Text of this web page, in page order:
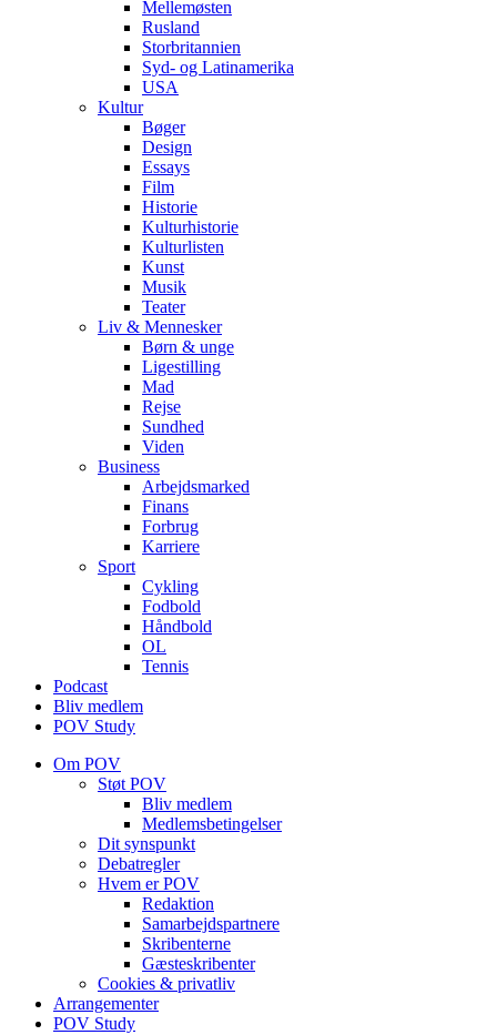
Mellemøsten
Rusland
Storbritannien
Syd- og Latinamerika
USA
Kultur
Bøger
Design
Essays
Film
Historie
Kulturhistorie
Kulturlisten
Kunst
Musik
Teater
Liv & Mennesker
Børn & unge
Ligestilling
Mad
Rejse
Sundhed
Viden
Business
Arbejdsmarked
Finans
Forbrug
Karriere
Sport
Cykling
Fodbold
Håndbold
OL
Tennis
Podcast
Bliv medlem
POV Study
Om POV
Støt POV
Bliv medlem
Medlems­betingelser
Dit synspunkt
Debatregler
Hvem er POV
Redaktion
Samarbejdspartnere
Skribenterne
Gæsteskribenter
Cookies & privatliv
Arrangementer
POV Study